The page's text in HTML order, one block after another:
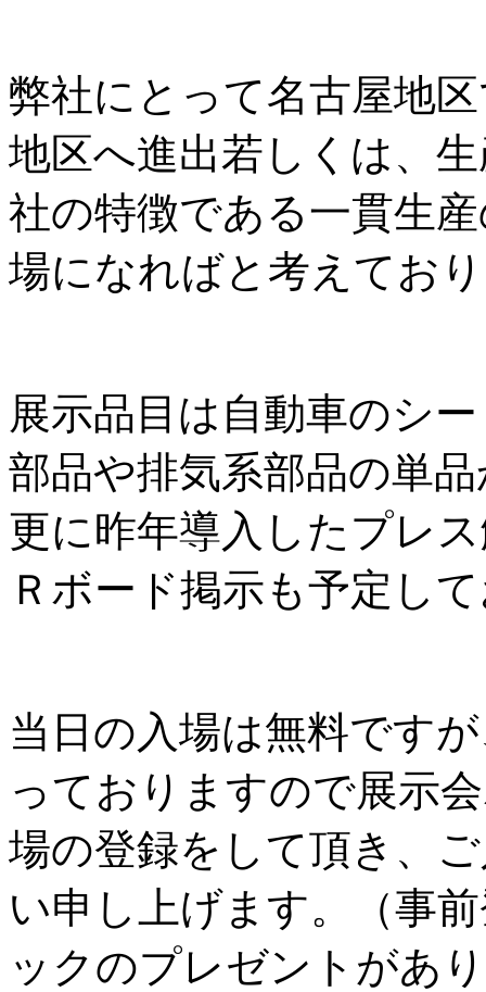
弊社にとって名古屋地
地区へ進出若しくは、
社の特徴である一貫生
場になればと考えてお
展示品目は自動車のシ
部品や排気系部品の単
更に昨年導入したプレ
Ｒボード掲示も予定し
当日の入場は無料です
っておりますので展示
場の登録をして頂き、
い申し上げます。（事
ックのプレゼントがあ